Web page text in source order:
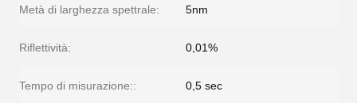
Metà di larghezza spettrale: 5nm
Riflettività: 0,01%
Tempo di misurazione:: 0,5 sec